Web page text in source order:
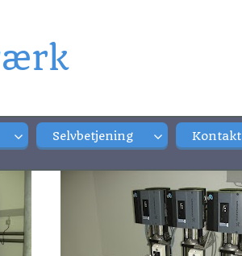
Selvbetjening Kontakt